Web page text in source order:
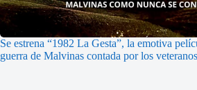
Se estrena “1982 La Gesta”, la emotiva
guerra de Malvinas contada por los veteranos